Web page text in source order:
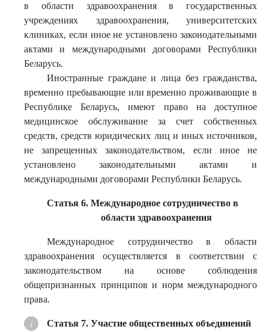
в области здравоохранения в государственных
учреждениях здравоохранения, университетских
клиниках, если иное не установлено законодательными
актами и международными договорами Республики
Беларусь.
Иностранные граждане и лица без гражданства,
временно пребывающие или временно проживающие в
Республике Беларусь, имеют право на доступное
медицинское обслуживание за счет собственных
средств, средств юридических лиц и иных источников,
не запрещенных законодательством, если иное не
установлено законодательными актами и
международными договорами Республики Беларусь.
Статья 6. Международное сотрудничество в
области здравоохранения
Международное сотрудничество в области
здравоохранения осуществляется в соответствии с
законодательством на основе соблюдения
общепризнанных принципов и норм международного
права.
Статья 7. Участие общественных объединений